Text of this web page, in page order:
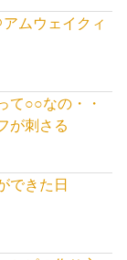
ムウェイクィ
て○○なの・・
が刺さる
できた日